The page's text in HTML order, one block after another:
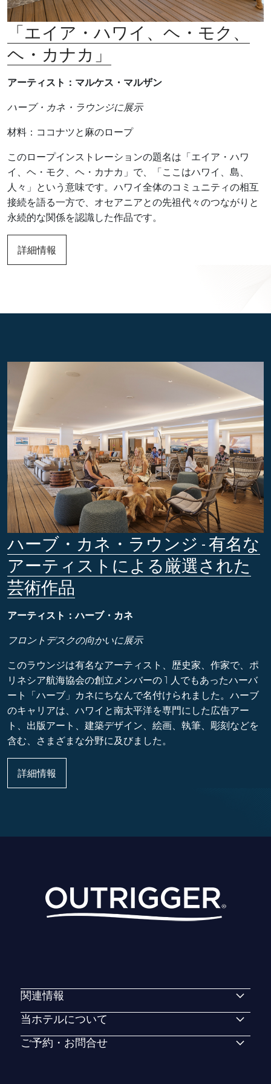
「エイア・ハワイ、ヘ・モク、
ヘ・カナカ」
アーティスト：マルケス・マルザン
ハーブ・カネ・ラウンジに展示
材料：ココナツと麻のロープ
このロープインストレーションの題名は「エイア・ハワ
イ、ヘ・モク、ヘ・カナカ」で、「ここはハワイ、島、
人々」という意味です。ハワイ全体のコミュニティの相互
接続を語る一方で、オセアニアとの先祖代々のつながりと
永続的な関係を認識した作品です。
詳細情報
ハーブ・カネ・ラウンジ - 有名な
アーティストによる厳選された
芸術作品
アーティスト：ハーブ・カネ
フロントデスクの向かいに展示
このラウンジは有名なアーティスト、歴史家、作家で、ポ
リネシア航海協会の創立メンバーの 1 人でもあったハーバ
ート「ハーブ」カネにちなんで名付けられました。ハーブ
のキャリアは、ハワイと南太平洋を専門にした広告アー
ト、出版アート、建築デザイン、絵画、執筆、彫刻などを
含む、さまざまな分野に及びました。
詳細情報
関連情報
当ホテルについて
ご予約・お問合せ